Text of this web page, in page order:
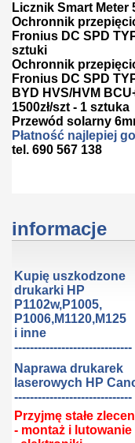
Licznik Smart Meter
Ochronnik
Fronius DC SPD
sztuki
Ochronnik
Fronius DC SPD
BYD HVS/HVM
1500zł/szt - 1 sztuka
Przewód solarny
Płatność najlepiej
tel. 690 567 138
informacje
Kupię uszkodzone
drukarki HP
P1102w,P1005,
P1006,M1120,M125
i inne
------------------------------
Naprawa drukarek
laserowych HP
------------------------------
Przyjmę stałe
- montaż i lutowanie